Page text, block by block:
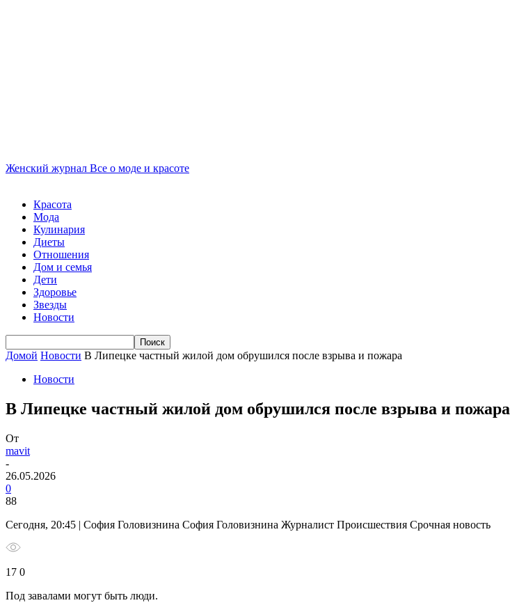
Женский журнал Все о моде и красоте
Красота
Мода
Кулинария
Диеты
Отношения
Дом и семья
Дети
Здоровье
Звезды
Новости
Домой Новости В Липецке частный жилой дом обрушился после взрыва и пожара
Новости
В Липецке частный жилой дом обрушился после взрыва и пожара
От
mavit
-
26.05.2026
0
88
Сегодня, 20:45 | София Головизнина София Головизнина Журналист Происшествия Срочная новость
17 0
Под завалами могут быть люди.